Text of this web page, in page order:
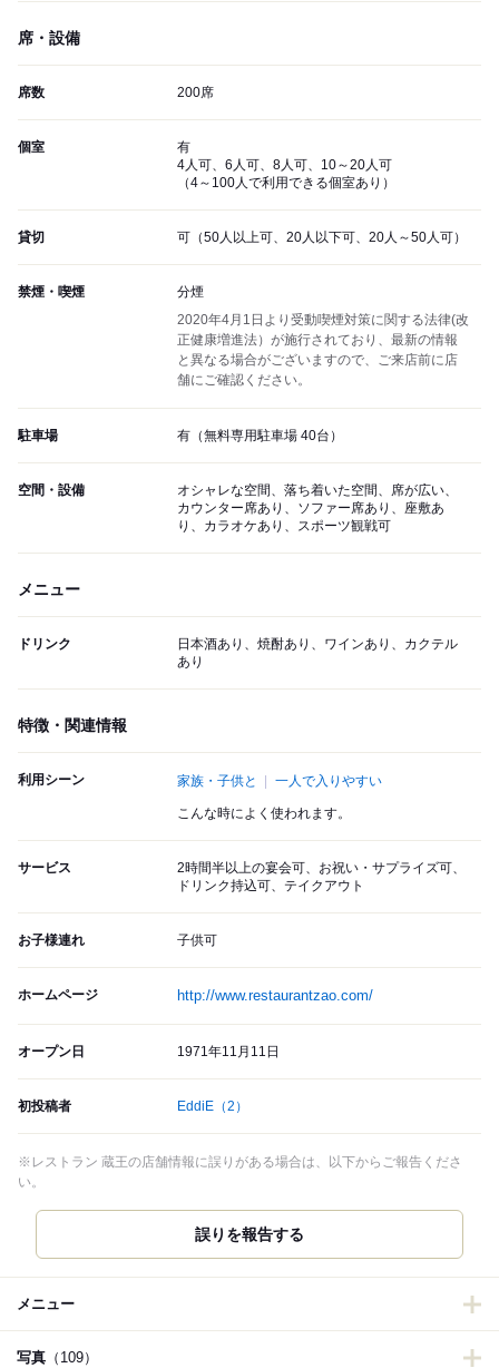
席・設備
席数 200席
個室
有
4人可、6人可、8人可、10～20人可
（4～100人で利用できる個室あり）
貸切 可（50人以上可、20人以下可、20人～50人可）
禁煙・喫煙
分煙
2020年4月1日より受動喫煙対策に関する法律(改
正健康増進法）が施行されており、最新の情報
と異なる場合がございますので、ご来店前に店
舗にご確認ください。
駐車場 有（無料専用駐車場 40台）
空間・設備
オシャレな空間、落ち着いた空間、席が広い、
カウンター席あり、ソファー席あり、座敷あ
り、カラオケあり、スポーツ観戦可
メニュー
ドリンク
日本酒あり、焼酎あり、ワインあり、カクテル
あり
特徴・関連情報
利用シーン 家族・子供と 一人で入りやすい
こんな時によく使われます。
サービス
2時間半以上の宴会可、お祝い・サプライズ可、
ドリンク持込可、テイクアウト
お子様連れ 子供可
ホームページ http://www.restaurantzao.com/
オープン日 1971年11月11日
初投稿者 EddiE （2）
※レストラン 蔵王の店舗情報に誤りがある場合は、以下からご報告くださ
い。
誤りを報告する
メニュー
写真 （109）